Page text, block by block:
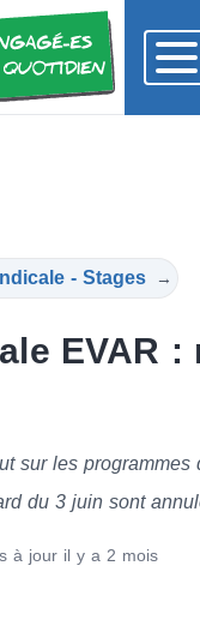
- Stages →
EVAR
sur les
du 3 juin sont
à jour il y a 2 mois